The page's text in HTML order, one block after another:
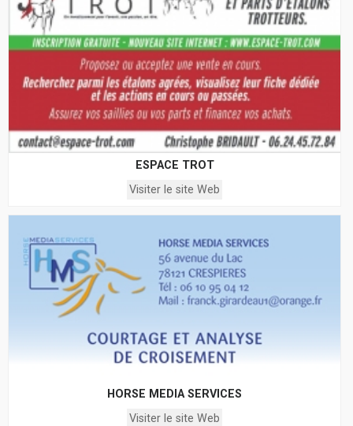
ESPACE TROT
Visiter le site Web
HORSE MEDIA SERVICES
Visiter le site Web